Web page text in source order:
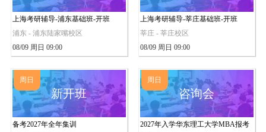
上海考研辅导-浦东基础班-开班
浦东 - 浦东陆家嘴校区
08/09 周日 09:00
上海考研辅导-莘庄基础班-开班
莘庄 - 莘庄校区
08/09 周日 09:00
新开班
备考2027年全年集训
周日
咨询会
2027年入学华东理工大学MBA报考
周日